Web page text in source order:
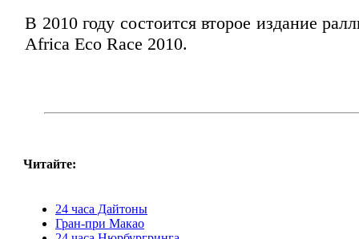
В 2010 году состоится второе издание
Africa Eco Race 2010.
Читайте:
24 часа Дайтоны
Гран-при Макао